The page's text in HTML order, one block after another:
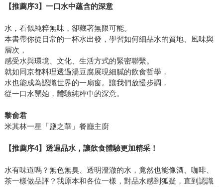
【推薦序3】一口水中蘊含的深意
水，看似純粹無味，卻藏著無限可能。
本書帶你從日常的一杯水出發，學習如何細品水的質地、風味與
層次，
感受水與環境、文化、生活方式的緊密聯繫。
就如同京都料理透過湯豆腐展現細膩的飲食哲學，
水也能成為認識世界的一扇窗。讓我們放慢步調，
從一口水開始，體驗純粹中的深意。
黎俞君
米其林一星「鹽之華」餐廳主廚
【推薦序4】 透過品水，讓飲食體驗更加精采！
水有味道嗎？無色無臭、透明澄澈的水，竟然也能像酒、咖啡、
茶一樣做品評？我原本和各位一樣，對品水感到狐疑，直到認識